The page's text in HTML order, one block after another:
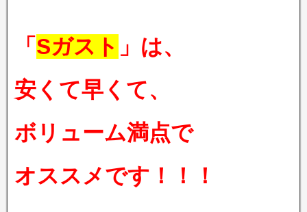
「 Sガスト 」は、
安くて早くて、
ボリューム満点で
オススメです！！！